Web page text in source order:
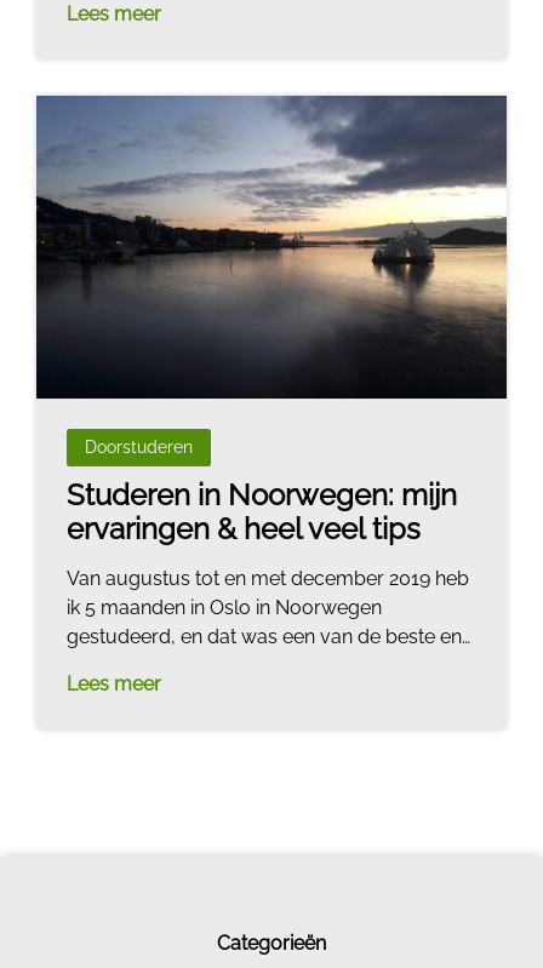
zeker niet altijd nodig en ook lang niet
sommige mensen veel blijer van de praktijk.
In deze blog lees je de 5 belangrijkste
redenen om niet te gaan doorstuderen.
Lees meer
Doorstuderen
Studeren in Noorwegen: mijn
ervaringen & heel veel tips
Van augustus tot en met december 2019 heb
ik 5 maanden in Oslo in Noorwegen
gestudeerd, en dat was een van de beste en
Lees meer
Categorieën